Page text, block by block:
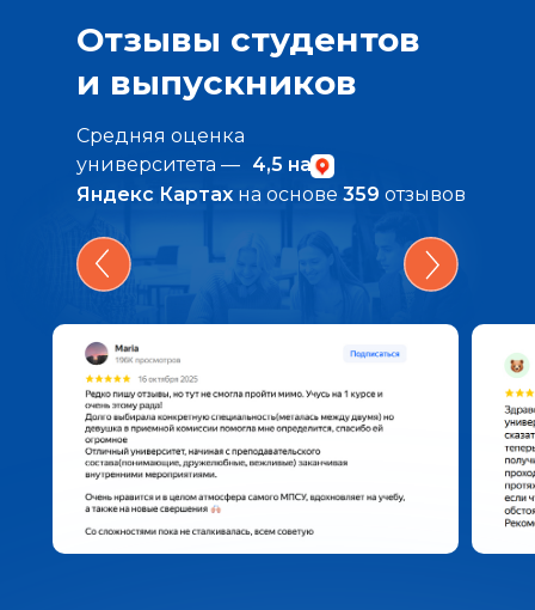
Средняя оценка
университета — 4,5 на
Яндекс Картах на основе 359 отзывов
Отзывы студентов
и выпускников